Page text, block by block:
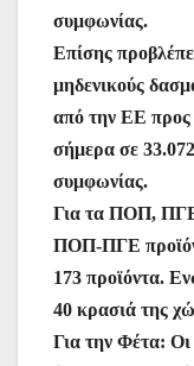
συμφωνίας.
Επίσης
μηδενικούς
από την ΕΕ προς
σήμερα σε
συμφωνίας.
Για τα ΠΟΠ,
ΠΟΠ-ΠΓΕ
173 προϊόντα.
40 κρασιά της
Για την Φέτα: